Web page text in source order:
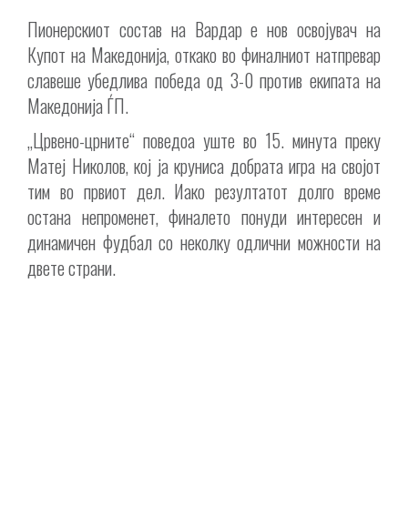
Пионерскиот состав на Вардар е нов освојувач на
Купот на Македонија, откако во финалниот натпревар
славеше убедлива победа од 3-0 против екипата на
Македонија ЃП.
„Црвено-црните“ поведоа уште во 15. минута преку
Матеј Николов, кој ја круниса добрата игра на својот
тим во првиот дел. Иако резултатот долго време
остана непроменет, финалето понуди интересен и
динамичен фудбал со неколку одлични можности на
двете страни.